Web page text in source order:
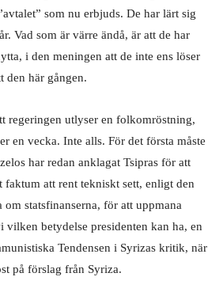
som nu erbjuds. De har lärt sig
Vad som är värre ändå, är att de har
i den meningen att de inte ens löser
den här gången.
regeringen utlyser en folkomröstning,
en vecka. Inte alls. För det första måste
har redan anklagat Tsipras för att
att rent tekniskt sett, enligt den
statsfinanserna, för att uppmana
betydelse presidenten kan ha, en
Tendensen i Syrizas kritik, när
på förslag från Syriza.